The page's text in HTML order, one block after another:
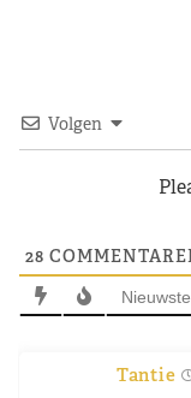
Volgen
28
Nieuwste
Tantie